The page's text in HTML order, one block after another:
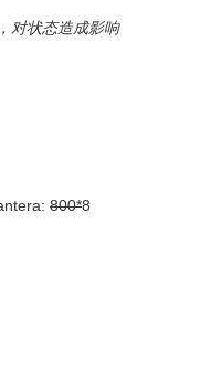
对状态造成影响
800*8